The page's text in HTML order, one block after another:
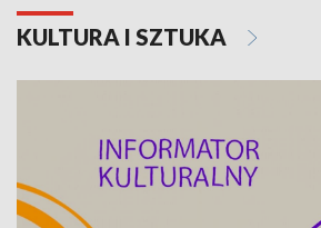
KULTURA I SZTUKA